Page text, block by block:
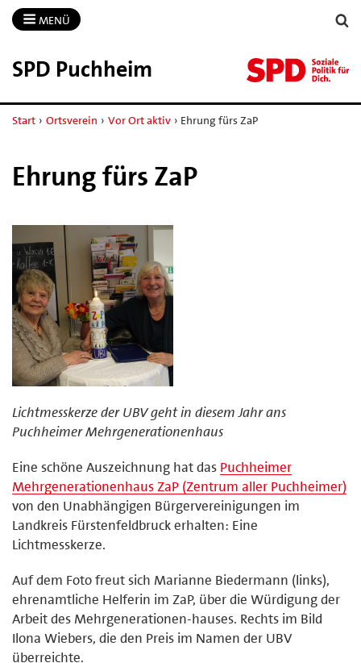
MENÜ
SPD Puchheim
Start › Ortsverein › Vor Ort aktiv › Ehrung fürs ZaP
Ehrung fürs ZaP
Lichtmesskerze der UBV geht in diesem Jahr ans
Puchheimer Mehrgenerationenhaus
Eine schöne Auszeichnung hat das Puchheimer
Mehrgenerationenhaus ZaP (Zentrum aller Puchheimer)
von den Unabhängigen Bürgervereinigungen im
Landkreis Fürstenfeldbruck erhalten: Eine
Lichtmesskerze.
Auf dem Foto freut sich Marianne Biedermann (links),
ehrenamtliche Helferin im ZaP, über die Würdigung der
Arbeit des Mehrgenerationen-hauses. Rechts im Bild
Ilona Wiebers, die den Preis im Namen der UBV
überreichte.